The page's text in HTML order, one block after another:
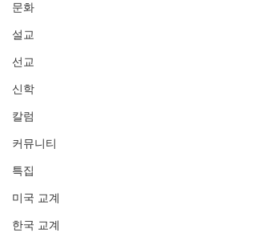
문화
설교
선교
신학
칼럼
커뮤니티
특집
미국 교계
한국 교계